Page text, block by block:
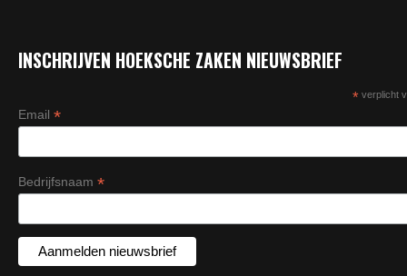
INSCHRIJVEN HOEKSCHE ZAKEN NIEUWSBRIEF
*verplicht
Email *
Bedrijfsnaam *